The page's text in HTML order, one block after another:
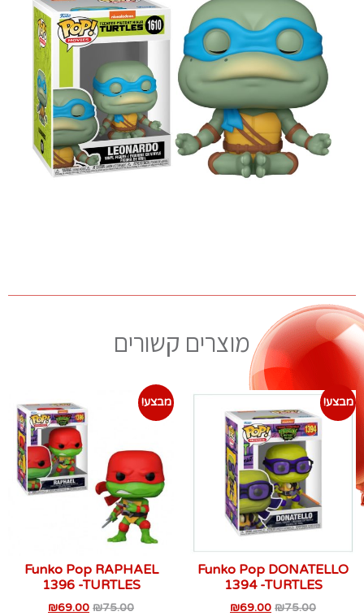
מוצרים קשורים
מבצע!
Funko Pop DONATELLO
1394 -TURTLES
₪75.00
₪69.00
מבצע!
Funko Pop RAPHAEL
1396 -TURTLES
₪75.00
₪69.00